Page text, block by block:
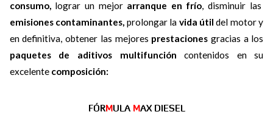
consumo, lograr un mejor arranque en frío, disminuir las
emisiones contaminantes, prolongar la vida útil del motor y
en definitiva, obtener las mejores prestaciones gracias a los
paquetes de aditivos multifunción contenidos en su
excelente composición:
FÓRMULA MAX DIESEL